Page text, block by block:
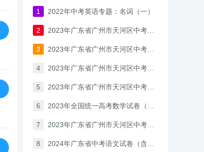
1 2022年中考英语专题：名词（一）
2 2023年广东省广州市天河区中考一模数学试卷
3 2023年广东省广州市天河区中考一模语文试卷
4 2023年广东省广州市天河区中考一模历史试卷
5 2023年广东省广州市天河区中考一模英语试卷
6
7 2023年广东省广州市天河区中考一模化学试卷
8